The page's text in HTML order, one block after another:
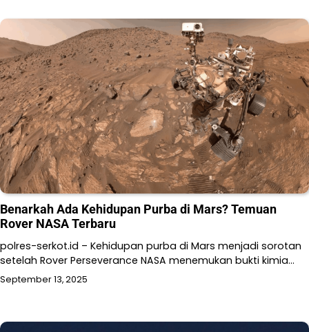
Benarkah Ada Kehidupan Purba di Mars? Temuan
Rover NASA Terbaru
polres-serkot.id – Kehidupan purba di Mars menjadi sorotan
setelah Rover Perseverance NASA menemukan bukti kimia…
September 13, 2025